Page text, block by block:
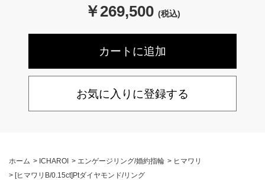
￥269,500 (税込)
お気に入りに登録する
ホーム > ICHAROI > エンゲージリング/婚約指輪 > ヒマワリ
> [ヒマワリB/0.15ct]Ptダイヤモンド/リング